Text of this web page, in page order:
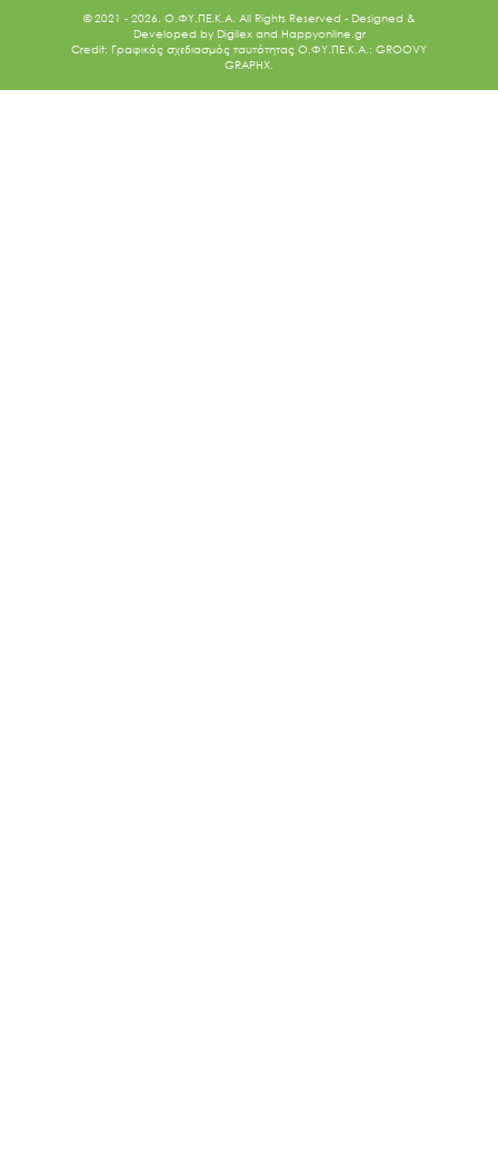
© 2021 - 2026. O.ΦΥ.ΠΕ.Κ.Α. All Rights Reserved - Designed &
Developed by Digilex and Happyonline.gr
Credit: Γραφικός σχεδιασμός ταυτότητας Ο.ΦΥ.ΠΕ.Κ.Α.: GROOVY
GRAPHX.